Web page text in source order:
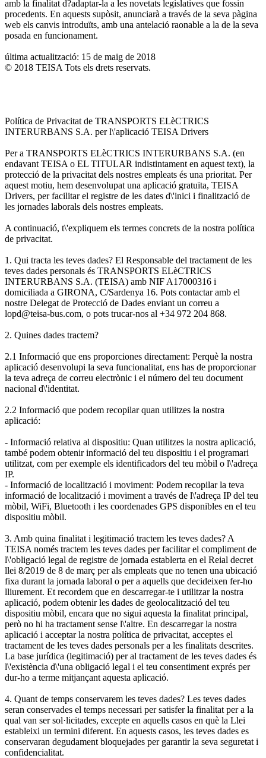
amb la finalitat d?adaptar-la a les novetats legislatives que fossin
procedents. En aquests supòsit, anunciarà a través de la seva pàgina
web els canvis introduïts, amb una antelació raonable a la de la seva
posada en funcionament.
última actualització: 15 de maig de 2018
© 2018 TEISA Tots els drets reservats.
Política de Privacitat de TRANSPORTS ELèCTRICS
INTERURBANS S.A. per l\'aplicació TEISA Drivers
Per a TRANSPORTS ELèCTRICS INTERURBANS S.A. (en
endavant TEISA o EL TITULAR indistintament en aquest text), la
protecció de la privacitat dels nostres empleats és una prioritat. Per
aquest motiu, hem desenvolupat una aplicació gratuïta, TEISA
Drivers, per facilitar el registre de les dates d\'inici i finalització de
les jornades laborals dels nostres empleats.
A continuació, t\'expliquem els termes concrets de la nostra política
de privacitat.
1. Qui tracta les teves dades? El Responsable del tractament de les
teves dades personals és TRANSPORTS ELèCTRICS
INTERURBANS S.A. (TEISA) amb NIF A17000316 i
domiciliada a GIRONA, C/Sardenya 16. Pots contactar amb el
nostre Delegat de Protecció de Dades enviant un correu a
lopd@teisa-bus.com, o pots trucar-nos al +34 972 204 868.
2. Quines dades tractem?
2.1 Informació que ens proporciones directament: Perquè la nostra
aplicació desenvolupi la seva funcionalitat, ens has de proporcionar
la teva adreça de correu electrònic i el número del teu document
nacional d\'identitat.
2.2 Informació que podem recopilar quan utilitzes la nostra
aplicació:
- Informació relativa al dispositiu: Quan utilitzes la nostra aplicació,
també podem obtenir informació del teu dispositiu i el programari
utilitzat, com per exemple els identificadors del teu mòbil o l\'adreça
IP.
- Informació de localització i moviment: Podem recopilar la teva
informació de localització i moviment a través de l\'adreça IP del teu
mòbil, WiFi, Bluetooth i les coordenades GPS disponibles en el teu
dispositiu mòbil.
3. Amb quina finalitat i legitimació tractem les teves dades? A
TEISA només tractem les teves dades per facilitar el compliment de
l\'obligació legal de registre de jornada establerta en el Reial decret
llei 8/2019 de 8 de març per als empleats que no tenen una ubicació
fixa durant la jornada laboral o per a aquells que decideixen fer-ho
lliurement. Et recordem que en descarregar-te i utilitzar la nostra
aplicació, podem obtenir les dades de geolocalització del teu
dispositiu mòbil, encara que no sigui aquesta la finalitat principal,
però no hi ha tractament sense l\'altre. En descarregar la nostra
aplicació i acceptar la nostra política de privacitat, acceptes el
tractament de les teves dades personals per a les finalitats descrites.
La base jurídica (legitimació) per al tractament de les teves dades és
l\'existència d\'una obligació legal i el teu consentiment exprés per
dur-ho a terme mitjançant aquesta aplicació.
4. Quant de temps conservarem les teves dades? Les teves dades
seran conservades el temps necessari per satisfer la finalitat per a la
qual van ser sol·licitades, excepte en aquells casos en què la Llei
estableixi un termini diferent. En aquests casos, les teves dades es
conservaran degudament bloquejades per garantir la seva seguretat i
confidencialitat.